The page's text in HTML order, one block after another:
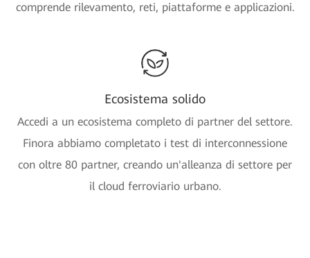
comprende rilevamento, reti, piattaforme e applicazioni.
Ecosistema solido
Accedi a un ecosistema completo di partner del settore.
Finora abbiamo completato i test di interconnessione
con oltre 80 partner, creando un'alleanza di settore per
il cloud ferroviario urbano.